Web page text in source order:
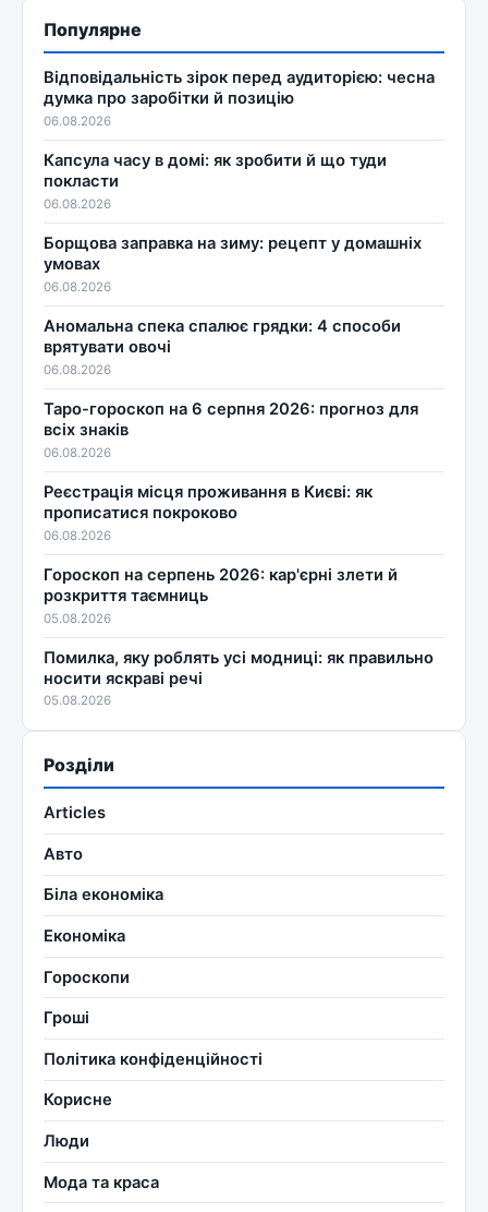
Популярне
Відповідальність зірок перед аудиторією: чесна
думка про заробітки й позицію
06.08.2026
Капсула часу в домі: як зробити й що туди
покласти
06.08.2026
Борщова заправка на зиму: рецепт у домашніх
умовах
06.08.2026
Аномальна спека спалює грядки: 4 способи
врятувати овочі
06.08.2026
Таро-гороскоп на 6 серпня 2026: прогноз для
всіх знаків
06.08.2026
Реєстрація місця проживання в Києві: як
прописатися покроково
06.08.2026
Гороскоп на серпень 2026: кар'єрні злети й
розкриття таємниць
05.08.2026
Помилка, яку роблять усі модниці: як правильно
носити яскраві речі
05.08.2026
Розділи
Articles
Авто
Біла економіка
Економіка
Гороскопи
Гроші
Політика конфіденційності
Корисне
Люди
Мода та краса